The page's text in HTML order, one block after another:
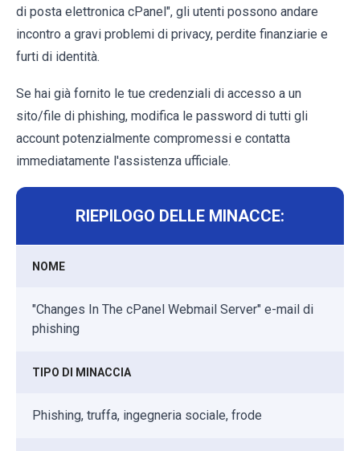
di posta elettronica cPanel", gli utenti possono andare
incontro a gravi problemi di privacy, perdite finanziarie e
furti di identità.
Se hai già fornito le tue credenziali di accesso a un
sito/file di phishing, modifica le password di tutti gli
account potenzialmente compromessi e contatta
immediatamente l'assistenza ufficiale.
RIEPILOGO DELLE MINACCE:
NOME
"Changes In The cPanel Webmail Server" e-mail di
phishing
TIPO DI MINACCIA
Phishing, truffa, ingegneria sociale, frode